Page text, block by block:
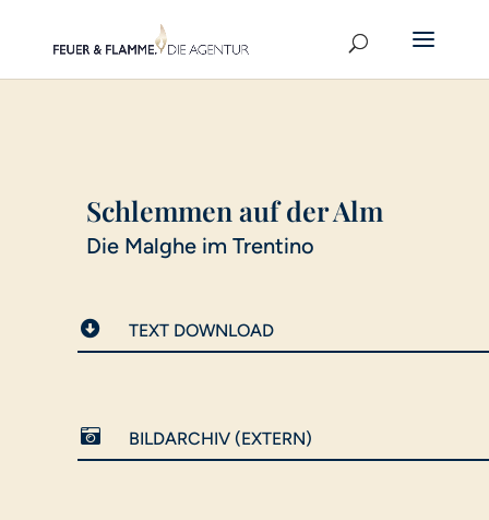
Schlemmen auf der Alm
Die Malghe im Trentino
 TEXT DOWNLOAD
 BILDARCHIV (EXTERN)